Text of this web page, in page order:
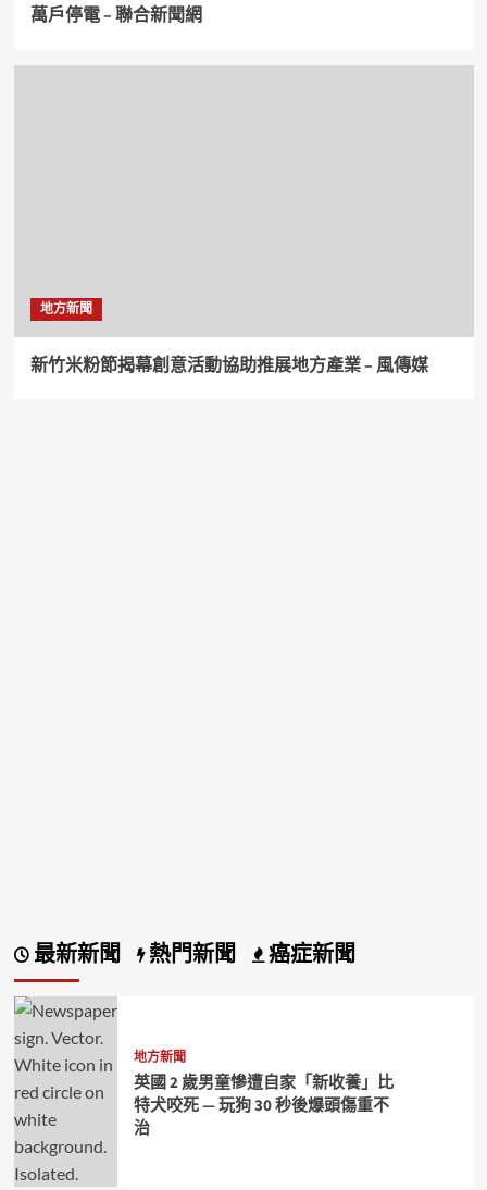
萬戶停電 – 聯合新聞網
地方新聞
新竹米粉節揭幕創意活動協助推展地方產業 – 風傳媒
最新新聞 熱門新聞 癌症新聞
地方新聞
英國 2 歲男童慘遭自家「新收養」比
特犬咬死 — 玩狗 30 秒後爆頭傷重不
治